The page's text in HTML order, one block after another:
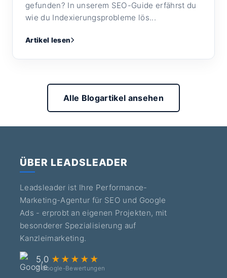
gefunden? In unserem SEO-Guide erfährst du
wie du Indexierungsprobleme lös...
Artikel lesen
Alle Blogartikel ansehen
ÜBER LEADSLEADER
Leadsleader ist Ihre Performance-
Marketing-Agentur für SEO und Google
Ads - erprobt an eigenen Projekten, mit
besonderer Spezialisierung auf
Kanzleimarketing.
5,0 ★★★★★
7 Google-Bewertungen